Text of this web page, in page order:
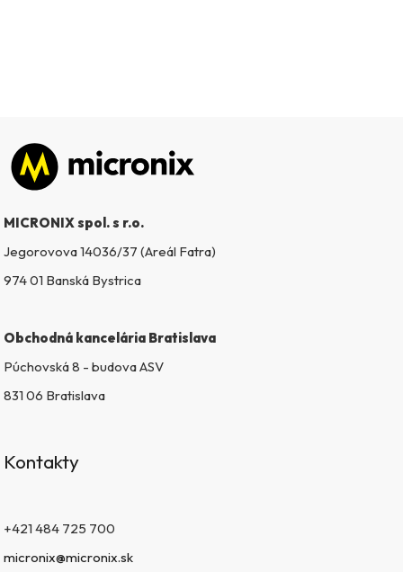
Zápätie
MICRONIX spol. s r.o.
Jegorovova 14036/37 (Areál Fatra)
974 01 Banská Bystrica
Obchodná kancelária Bratislava
Púchovská 8 - budova ASV
831 06 Bratislava
Kontakty
+421 484 725 700
micronix@micronix.sk